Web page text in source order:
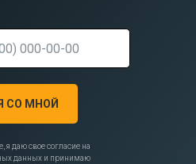
СО МНОЙ
даю свое согласие на
данных и принимаю